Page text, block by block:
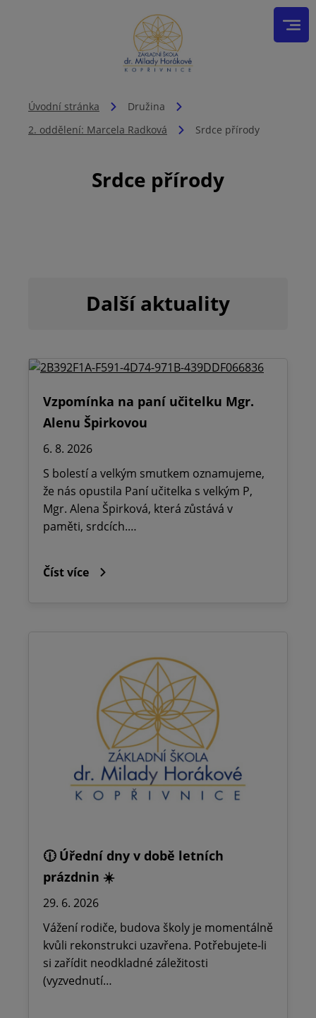
Úvodní stránka
Družina
2. oddělení: Marcela Radková
Srdce přírody
Srdce přírody
Další aktuality
Vzpomínka na paní učitelku Mgr.
Alenu Špirkovou
6. 8. 2026
S bolestí a velkým smutkem oznamujeme,
že nás opustila Paní učitelka s velkým P,
Mgr. Alena Špirková, která zůstává v
paměti, srdcích.…
Číst více
🕧 Úřední dny v době letních
prázdnin ☀️
29. 6. 2026
Vážení rodiče, budova školy je momentálně
kvůli rekonstrukci uzavřena. Potřebujete-li
si zařídit neodkladné záležitosti
(vyzvednutí…